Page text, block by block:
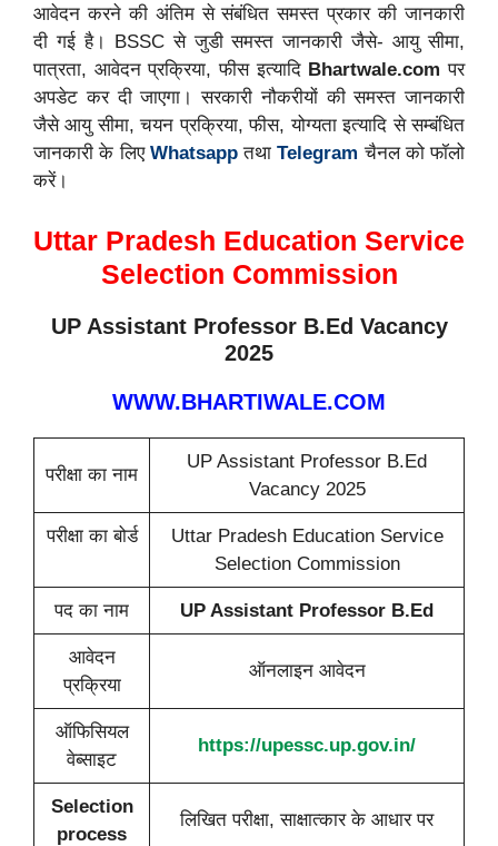
आवेदन करने की अंतिम से संबंधित समस्त प्रकार की जानकारी
दी गई है। BSSC से जुडी समस्त जानकारी जैसे- आयु सीमा,
पात्रता, आवेदन प्रक्रिया, फीस इत्यादि Bhartwale.com पर
अपडेट कर दी जाएगा। सरकारी नौकरीयों की समस्त जानकारी
जैसे आयु सीमा, चयन प्रक्रिया, फीस, योग्यता इत्यादि से सम्बंधित
जानकारी के लिए WhatsappतथाTelegram चैनल को फॉलो
करें।
Uttar Pradesh Education Service
Selection Commission
UP Assistant Professor B.Ed Vacancy
2025
WWW.BHARTIWALE.COM
परीक्षा का नाम
UP Assistant Professor B.Ed
Vacancy 2025
परीक्षा का बोर्ड
Uttar Pradesh Education Service
Selection Commission
पद का नाम UP Assistant Professor B.Ed
आवेदन
प्रक्रिया
ऑनलाइन आवेदन
ऑफिसियल
वेब्साइट
https://upessc.up.gov.in/
Selection
process
लिखित परीक्षा, साक्षात्कार के आधार पर